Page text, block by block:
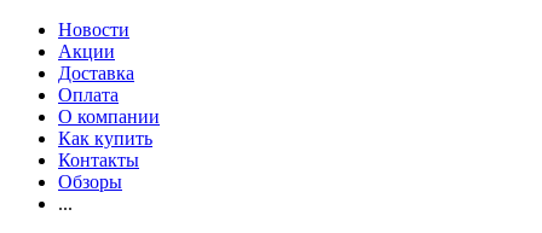
Новости
Акции
Доставка
Оплата
О компании
Как купить
Контакты
Обзоры
...